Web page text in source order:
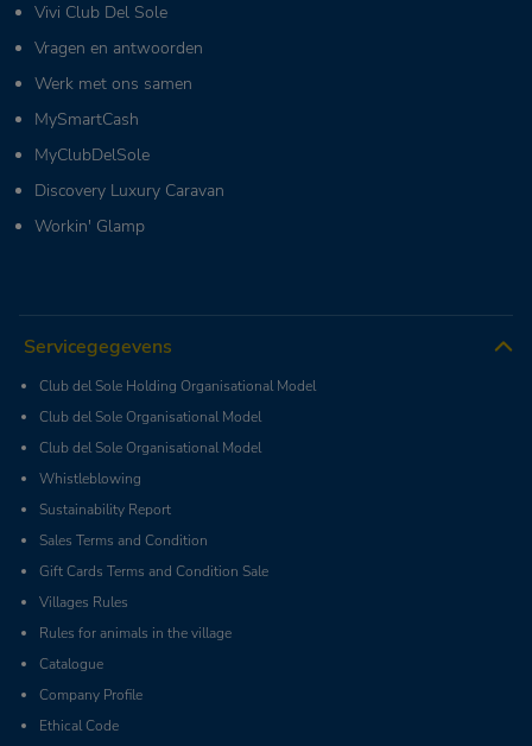
Vivi Club Del Sole
Vragen en antwoorden
Werk met ons samen
MySmartCash
MyClubDelSole
Discovery Luxury Caravan
Workin' Glamp
Servicegegevens
Club del Sole Holding Organisational Model
Club del Sole Organisational Model
Club del Sole Organisational Model
Whistleblowing
Sustainability Report
Sales Terms and Condition
Gift Cards Terms and Condition Sale
Villages Rules
Rules for animals in the village
Catalogue
Company Profile
Ethical Code